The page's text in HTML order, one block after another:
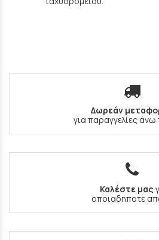
Δωρεάν
για παραγγελίες
Καλέστε μας
οποιαδήποτε